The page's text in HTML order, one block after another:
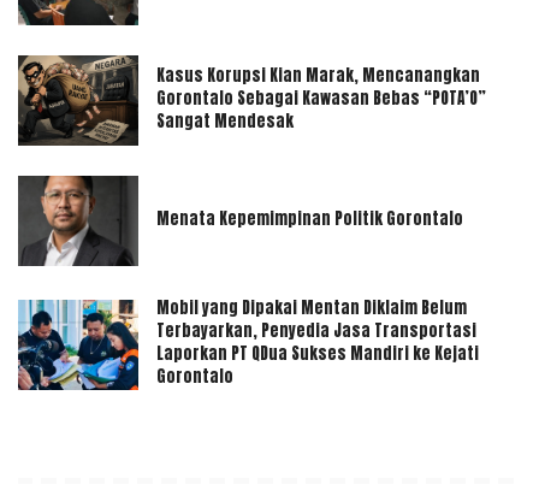
Kasus Korupsi Kian Marak, Mencanangkan
Gorontalo Sebagai Kawasan Bebas “POTA’O”
Sangat Mendesak
Menata Kepemimpinan Politik Gorontalo
Mobil yang Dipakai Mentan Diklaim Belum
Terbayarkan, Penyedia Jasa Transportasi
Laporkan PT QDua Sukses Mandiri ke Kejati
Gorontalo